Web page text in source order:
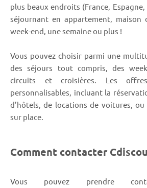
plus beaux endroits (France,
séjournant en appartement, maison
week-end, une semaine ou plus !
Vous pouvez choisir parmi une
des séjours tout compris, des
circuits et croisières. Les
personnalisables, incluant la
d’hôtels, de locations de voitures,
sur place.
Comment contacter
Vous pouvez prendre